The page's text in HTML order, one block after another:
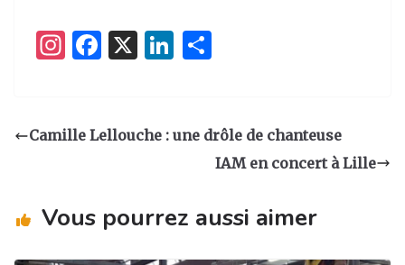
I
a
m
F
e
o
X
Li
e
g
er
Camille Lellouche : une drôle de chanteuse
IAM en concert à Lille
Vous pourrez aussi aimer